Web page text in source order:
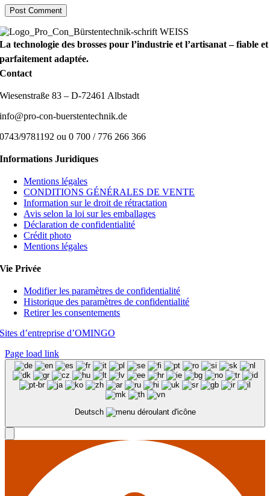
La technologie des brosses pour l’industrie et l’artisanat – fiable et
parfaitement adaptée.
Contact
Wiesenstraße 83 – D-72461 Albstadt
info@pro-con-buerstentechnik.de
0743/9781192 ou 0 700 / 776 266 366
Informations Juridiques
Mentions légales
CONDITIONS GÉNÉRALES DE VENTE
Information sur le droit de rétractation
Avis selon la loi sur les emballages
Déclaration de confidentialité
Crédit photo
Mentions légales
Vie Privée
Modifier les paramètres de confidentialité
Historique des paramètres de confidentialité
Retirer les consentements
Sites d’entreprise d’OMINGO
Page load link
Deutsch